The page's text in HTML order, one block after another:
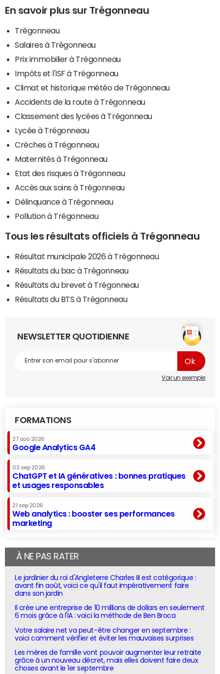
En savoir plus sur Trégonneau
Trégonneau
Salaires à Trégonneau
Prix immobilier à Trégonneau
Impôts et l'ISF à Trégonneau
Climat et historique météo de Trégonneau
Accidents de la route à Trégonneau
Classement des lycées à Trégonneau
Lycée à Trégonneau
Crèches à Trégonneau
Maternités à Trégonneau
Etat des risques à Trégonneau
Accès aux soins à Trégonneau
Délinquance à Trégonneau
Pollution à Trégonneau
Tous les résultats officiels à Trégonneau
Résultat municipale 2026 à Trégonneau
Résultats du bac à Trégonneau
Résultats du brevet à Trégonneau
Résultats du BTS à Trégonneau
NEWSLETTER QUOTIDIENNE
Voir un exemple
FORMATIONS
27 aoû 2026
Google Analytics GA4
03 sep 2026
ChatGPT et IA génératives : bonnes pratiques
et usages responsables
21 sep 2026
Web analytics : booster ses performances
marketing
À NE PAS RATER
Le jardinier du roi d'Angleterre Charles III est catégorique :
avant fin août, voici ce qu'il faut impérativement faire
dans son jardin
Il crée une entreprise de 10 millions de dollars en seulement
6 mois grâce à l'IA : voici la méthode de Ben Broca
Votre salaire net va peut-être changer en septembre :
voici comment vérifier et éviter les mauvaises surprises
Les mères de famille vont pouvoir augmenter leur retraite
grâce à un nouveau décret, mais elles doivent faire deux
choses avant le 1er septembre